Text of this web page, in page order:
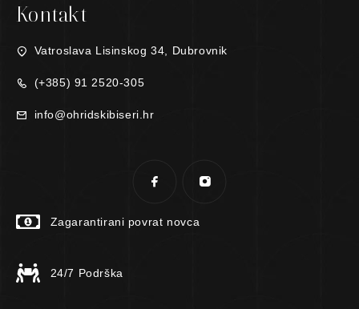
Kontakt
Vatroslava Lisinskog 34, Dubrovnik
(+385) 91 2520-305
info@ohridskibiseri.hr
Zagarantirani povrat novca
24/7 Podrška